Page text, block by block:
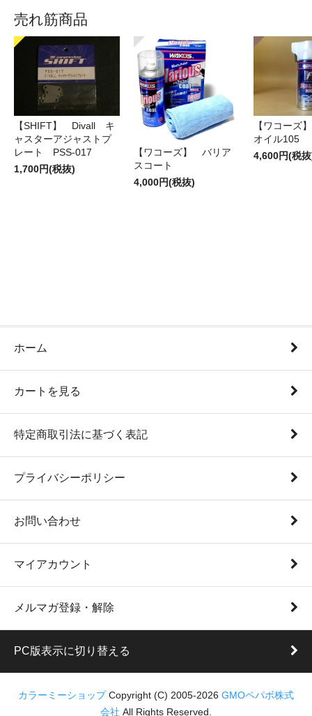
売れ筋商品
【SHIFT】 Divall キ
ャスターアジャストプ
レート PSS-017
1,700円(税抜)
【ワコーズ】 バリア
スコート
4,000円(税抜)
【ワコーズ
オイル105
4,600円(税
ホーム
カートを見る
特定商取引法に基づく表記
プライバシーポリシー
お問い合わせ
マイアカウント
メルマガ登録・解除
PC版表示に切り替える
カラーミーショップ Copyright (C) 2005-2026 GMOペパボ株式
会社 All Rights Reserved.